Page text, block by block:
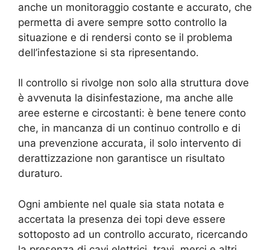
anche un monitoraggio costante e accurato, che
permetta di avere sempre sotto controllo la
situazione e di rendersi conto se il problema
dell’infestazione si sta ripresentando.
Il controllo si rivolge non solo alla struttura dove
è avvenuta la disinfestazione, ma anche alle
aree esterne e circostanti: è bene tenere conto
che, in mancanza di un continuo controllo e di
una prevenzione accurata, il solo intervento di
derattizzazione non garantisce un risultato
duraturo.
Ogni ambiente nel quale sia stata notata e
accertata la presenza dei topi deve essere
sottoposto ad un controllo accurato, ricercando